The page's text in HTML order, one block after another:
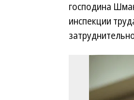
господина
инспекции